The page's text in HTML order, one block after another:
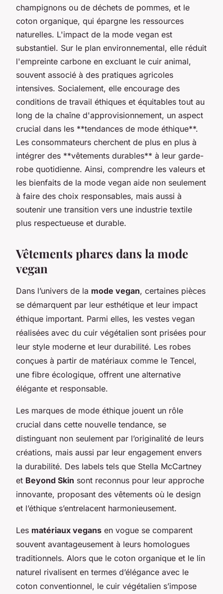
champignons ou de déchets de pommes, et le
coton organique, qui épargne les ressources
naturelles. L'impact de la mode vegan est
substantiel. Sur le plan environnemental, elle réduit
l'empreinte carbone en excluant le cuir animal,
souvent associé à des pratiques agricoles
intensives. Socialement, elle encourage des
conditions de travail éthiques et équitables tout au
long de la chaîne d'approvisionnement, un aspect
crucial dans les **tendances de mode éthique**.
Les consommateurs cherchent de plus en plus à
intégrer des **vêtements durables** à leur garde-
robe quotidienne. Ainsi, comprendre les valeurs et
les bienfaits de la mode vegan aide non seulement
à faire des choix responsables, mais aussi à
soutenir une transition vers une industrie textile
plus respectueuse et durable.
Vêtements phares dans la mode
vegan
Dans l’univers de la mode vegan, certaines pièces
se démarquent par leur esthétique et leur impact
éthique important. Parmi elles, les vestes vegan
réalisées avec du cuir végétalien sont prisées pour
leur style moderne et leur durabilité. Les robes
conçues à partir de matériaux comme le Tencel,
une fibre écologique, offrent une alternative
élégante et responsable.
Les marques de mode éthique jouent un rôle
crucial dans cette nouvelle tendance, se
distinguant non seulement par l’originalité de leurs
créations, mais aussi par leur engagement envers
la durabilité. Des labels tels que Stella McCartney
et Beyond Skin sont reconnus pour leur approche
innovante, proposant des vêtements où le design
et l’éthique s’entrelacent harmonieusement.
Les matériaux vegans en vogue se comparent
souvent avantageusement à leurs homologues
traditionnels. Alors que le coton organique et le lin
naturel rivalisent en termes d’élégance avec le
coton conventionnel, le cuir végétalien s’impose